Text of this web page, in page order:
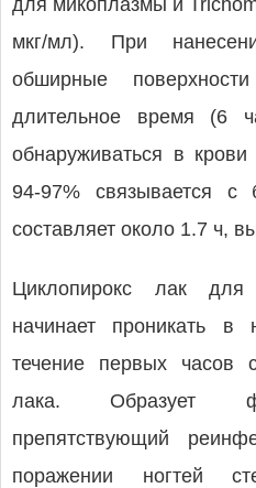
для микоплазмы и
мкг/мл). При
обширные
длительное время (6
обнаруживаться в
94-97% связывается с
составляет около 1.7 ч,
Циклопирокс лак для
начинает проникать в
течение первых часов
лака. Образует
препятствующий
поражении ногтей